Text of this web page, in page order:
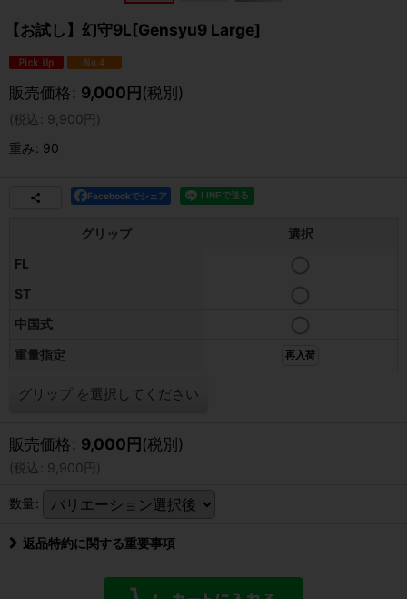
【お試し】幻守9L[Gensyu9 Large]
販売価格: 9,000 円 (税別)
(税込 : 9,900円 )
重み: 90
Facebookでシェア
グリップ
選択
FL
ST
中国式
重量指定
再入荷
グリップ を選択してください
販売価格: 9,000 円 (税別)
(税込 : 9,900円 )
数量:
返品特約に関する重要事項